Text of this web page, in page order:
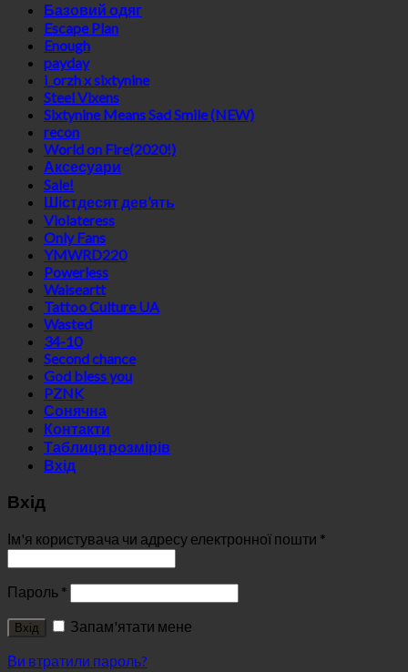
Базовий одяг
Escape Plan
Enough
payday
i_orzh x sixtynine
Steel Vixens
Sixtynine Means Sad Smile (NEW)
recon
World on Fire(2020!)
Аксесуари
Sale!
Шістдесят дев’ять
Violateress
Only Fans
YMWRD220
Powerless
Waiseartt
Tattoo Culture UA
Wasted
34-10
Second chance
God bless you
PZNK
Сонячна
Контакти
Таблиця розмірів
Вхід
Вхід
Ім'я користувача чи адресу електронної пошти *
Пароль *
Вхід
Запам'ятати мене
Ви втратили пароль?